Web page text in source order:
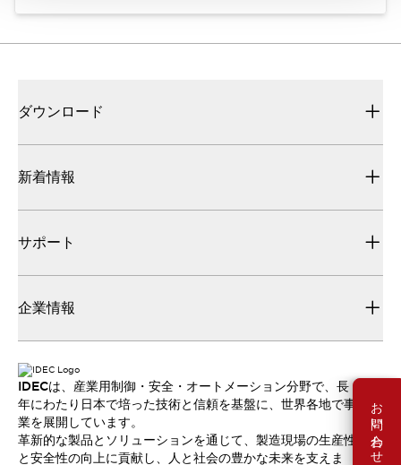
お問い合わせ
ダウンロード
新着情報
サポート
企業情報
IDECは、産業用制御・安全・オートメーション分野で、長
年にわたり日本で培った技術と信頼を基盤に、世界各地で事
業を展開しています。
革新的な製品とソリューションを通じて、製造現場の生産性
と安全性の向上に貢献し、人と社会の豊かな未来を支えま